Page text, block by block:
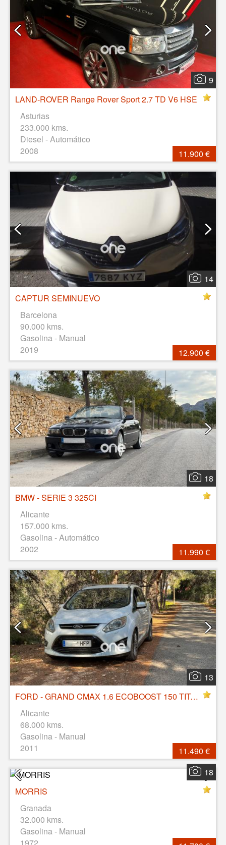
9
LAND-ROVER Range Rover Sport 2.7 TD V6 HSE
Asturias
233.000 kms.
Diesel - Automático
2008
11.900 €
14
CAPTUR SEMINUEVO
Barcelona
90.000 kms.
Gasolina - Manual
2019
12.900 €
18
BMW - SERIE 3 325CI
Alicante
157.000 kms.
Gasolina - Automático
2002
11.990 €
13
FORD - GRAND CMAX 1.6 ECOBOOST 150 TITANIUM
Alicante
68.000 kms.
Gasolina - Manual
2011
11.490 €
18
MORRIS
Granada
32.000 kms.
Gasolina - Manual